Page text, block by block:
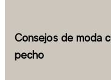
Consejos de moda
pecho